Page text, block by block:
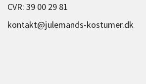
CVR: 39 00 29 81
kontakt@julemands-kostumer.dk